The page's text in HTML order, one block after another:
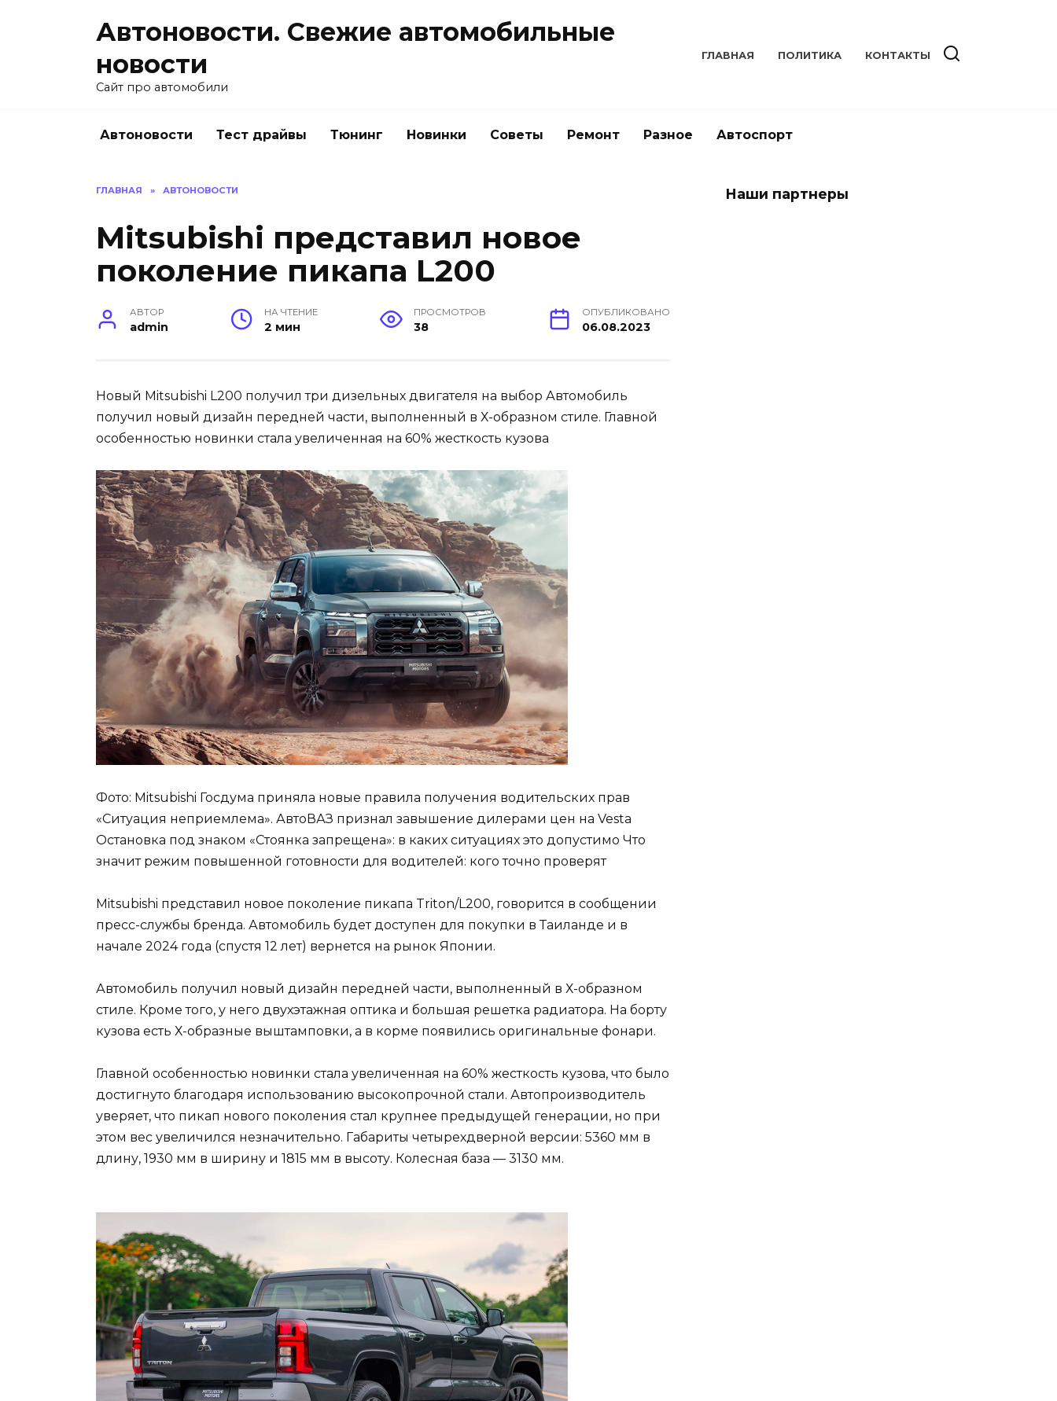
Автоновости. Свежие автомобильные
новости
Сайт про автомобили
ГЛАВНАЯ ПОЛИТИКА КОНТАКТЫ
Автоновости Тест драйвы Тюнинг Новинки Советы Ремонт Разное Автоспорт
ГЛАВНАЯ » АВТОНОВОСТИ
Mitsubishi представил новое
поколение пикапа L200
АВТОР
admin
НА ЧТЕНИЕ
2 мин
ПРОСМОТРОВ
38
ОПУБЛИКОВАНО
06.08.2023
Новый Mitsubishi L200 получил три дизельных двигателя на выбор Автомобиль
получил новый дизайн передней части, выполненный в Х-образном стиле. Главной
особенностью новинки стала увеличенная на 60% жесткость кузова
Фото: Mitsubishi Госдума приняла новые правила получения водительских прав
«Ситуация неприемлема». АвтоВАЗ признал завышение дилерами цен на Vesta
Остановка под знаком «Стоянка запрещена»: в каких ситуациях это допустимо Что
значит режим повышенной готовности для водителей: кого точно проверят
Mitsubishi представил новое поколение пикапа Triton/L200, говорится в сообщении
пресс-службы бренда. Автомобиль будет доступен для покупки в Таиланде и в
начале 2024 года (спустя 12 лет) вернется на рынок Японии.
Автомобиль получил новый дизайн передней части, выполненный в Х-образном
стиле. Кроме того, у него двухэтажная оптика и большая решетка радиатора. На борту
кузова есть Х-образные выштамповки, а в корме появились оригинальные фонари.
Главной особенностью новинки стала увеличенная на 60% жесткость кузова, что было
достигнуто благодаря использованию высокопрочной стали. Автопроизводитель
уверяет, что пикап нового поколения стал крупнее предыдущей генерации, но при
этом вес увеличился незначительно. Габариты четырехдверной версии: 5360 мм в
длину, 1930 мм в ширину и 1815 мм в высоту. Колесная база — 3130 мм.
Наши партнеры